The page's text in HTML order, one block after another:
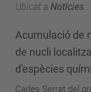
Ubicat a Notícies
Acumulació de
de nucli
d'espècies
Carles Serrat del